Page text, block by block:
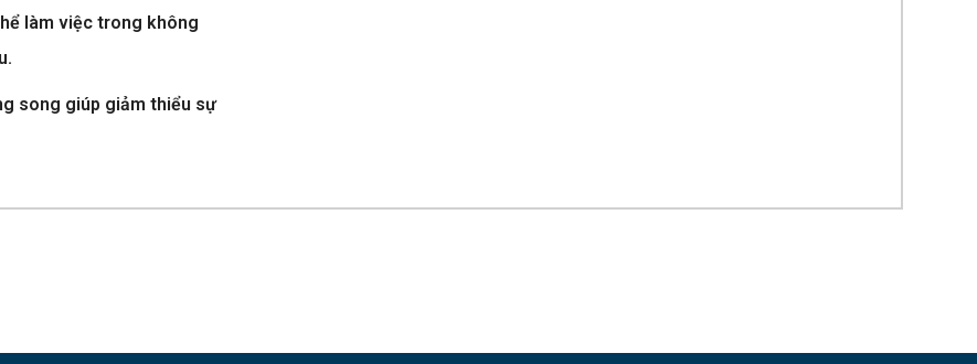
làm việc trong không
song giúp giảm thiểu sự